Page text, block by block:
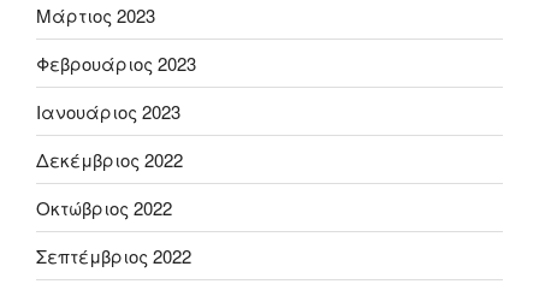
Μάρτιος 2023
Φεβρουάριος 2023
Ιανουάριος 2023
Δεκέμβριος 2022
Οκτώβριος 2022
Σεπτέμβριος 2022